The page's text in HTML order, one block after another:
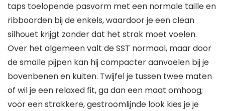
taps toelopende pasvorm met een normale taille en
ribboorden bij de enkels, waardoor je een clean
silhouet krijgt zonder dat het strak moet voelen.
Over het algemeen valt de SST normaal, maar door
de smalle pijpen kan hij compacter aanvoelen bij je
bovenbenen en kuiten. Twijfel je tussen twee maten
of wil je een relaxed fit, ga dan een maat omhoog;
voor een strakkere, gestroomlijnde look kies je je